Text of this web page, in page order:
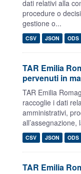
dati relativi alla
procedure o
gestione o...
CSV JSON ODS
TAR Emilia
pervenuti in
TAR Emilia
raccoglie i dati
amministrativi,
all’assegnazione,
CSV JSON ODS
TAR Emilia